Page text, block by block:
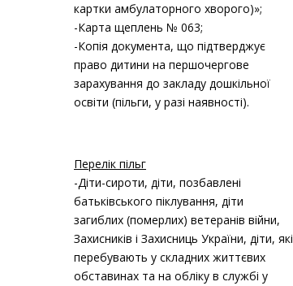
картки амбулаторного хворого)»;
-Карта щеплень № 063;
-Копія документа, що підтверджує
право дитини на першочергове
зарахування до закладу дошкільної
освіти (пільги, у разі наявності).
Перелік пільг
-Діти-сироти, діти, позбавлені
батьківського піклування, діти
загиблих (померлих) ветеранів війни,
Захисників і Захисниць України, діти, які
перебувають у складних життєвих
обставинах та на обліку в службі у